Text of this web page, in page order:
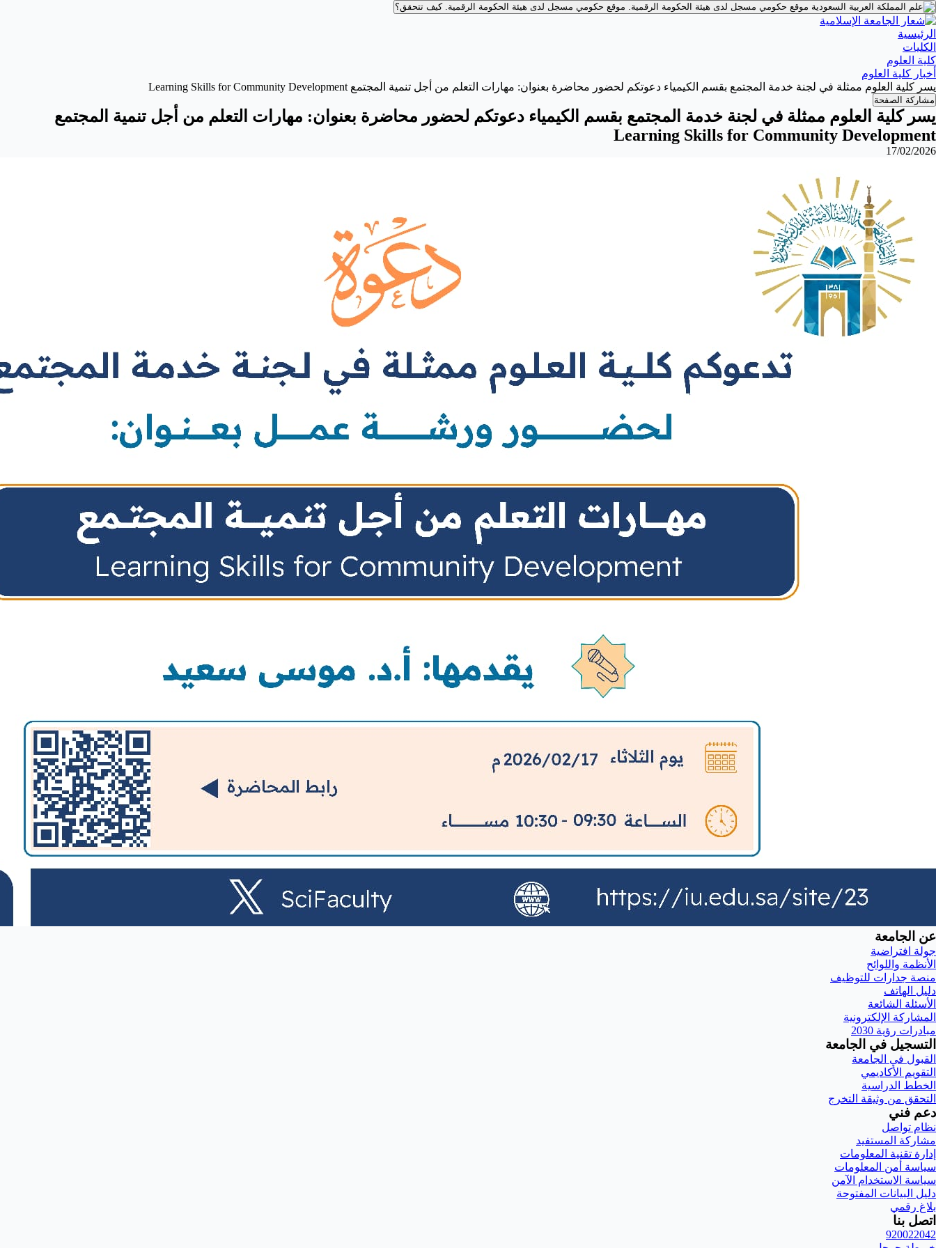
موقع حكومي مسجل لدى هيئة الحكومة الرقمية. موقع حكومي مسجل لدى هيئة الحكومة الرقمية.كيف تتحقق؟
الرئيسية
الكليات
كلية العلوم
أخبار كلية العلوم
يسر كلية العلوم ممثلة في لجنة خدمة المجتمع بقسم الكيمياء دعوتكم لحضور محاضرة بعنوان: مهارات التعلم من أجل تنمية المجتمع Learning Skills for Community Development
مشاركة الصفحة
يسر كلية العلوم ممثلة في لجنة خدمة المجتمع بقسم الكيمياء دعوتكم لحضور محاضرة بعنوان: مهارات التعلم من أجل تنمية المجتمع
Learning Skills for Community Development
17/02/2026
عن الجامعة
جولة افتراضية
الأنظمة واللوائح
منصة جدارات للتوظيف
دليل الهاتف
الأسئلة الشائعة
المشاركة الإلكترونية
مبادرات رؤية 2030
التسجيل في الجامعة
القبول في الجامعة
التقويم الأكاديمي
الخطط الدراسية
التحقق من وثيقة التخرج
دعم فني
نظام تواصل
مشاركة المستفيد
إدارة تقنية المعلومات
سياسة أمن المعلومات
سياسة الاستخدام الآمن
دليل البيانات المفتوحة
بلاغ رقمي
اتصل بنا
920022042